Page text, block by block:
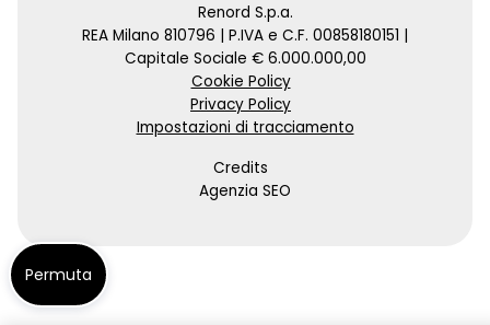
Renord S.p.a.
REA Milano 810796 | P.IVA e C.F. 00858180151 |
Capitale Sociale € 6.000.000,00
Cookie Policy
Privacy Policy
Impostazioni di tracciamento
Credits
Agenzia SEO
Permuta